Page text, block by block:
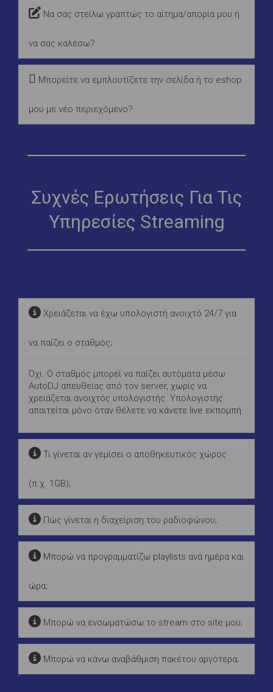
Να σας στείλω γραπτώς το αίτημα/απορία μου ή
να σας καλέσω?
Μπορείτε να εμπλουτίζετε την σελίδα ή το eshop
μου με νέο περιεχόμενο?
Συχνές Ερωτήσεις Για Τις
Υπηρεσίες Streaming
Χρειάζεται να έχω υπολογιστή ανοιχτό 24/7 για
να παίζει ο σταθμός;
Όχι. Ο σταθμός μπορεί να παίζει αυτόματα μέσω
AutoDJ απευθείας από τον server, χωρίς να
χρειάζεται ανοιχτός υπολογιστής. Υπολογιστής
απαιτείται μόνο όταν θέλετε να κάνετε live εκπομπή.
Τι γίνεται αν γεμίσει ο αποθηκευτικός χώρος
(π.χ. 1GB);
Πώς γίνεται η διαχείριση του ραδιοφώνου;
Μπορώ να προγραμματίζω playlists ανά ημέρα και
ώρα;
Μπορώ να ενσωματώσω το stream στο site μου;
Μπορώ να κάνω αναβάθμιση πακέτου αργότερα;